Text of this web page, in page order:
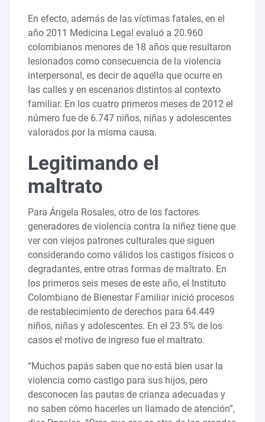
En efecto, además de las víctimas fatales, en el
año 2011 Medicina Legal evaluó a 20.960
colombianos menores de 18 años que resultaron
lesionados como consecuencia de la violencia
interpersonal, es decir de aquella que ocurre en
las calles y en escenarios distintos al contexto
familiar. En los cuatro primeros meses de 2012 el
número fue de 6.747 niños, niñas y adolescentes
valorados por la misma causa.
Legitimando el
maltrato
Para Ángela Rosales, otro de los factores
generadores de violencia contra la niñez tiene que
ver con viejos patrones culturales que siguen
considerando como válidos los castigos físicos o
degradantes, entre otras formas de maltrato. En
los primeros seis meses de este año, el Instituto
Colombiano de Bienestar Familiar inició procesos
de restablecimiento de derechos para 64.449
niños, niñas y adolescentes. En el 23.5% de los
casos el motivo de ingreso fue el maltrato.
“Muchos papás saben que no está bien usar la
violencia como castigo para sus hijos, pero
desconocen las pautas de crianza adecuadas y
no saben cómo hacerles un llamado de atención”,